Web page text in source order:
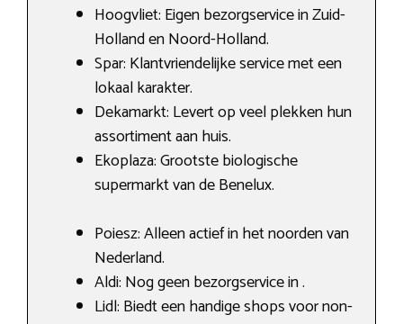
Hoogvliet: Eigen bezorgservice in Zuid-
Holland en Noord-Holland.
Spar: Klantvriendelijke service met een
lokaal karakter.
Dekamarkt: Levert op veel plekken hun
assortiment aan huis.
Ekoplaza: Grootste biologische
supermarkt van de Benelux.
Poiesz: Alleen actief in het noorden van
Nederland.
Aldi: Nog geen bezorgservice in .
Lidl: Biedt een handige shops voor non-